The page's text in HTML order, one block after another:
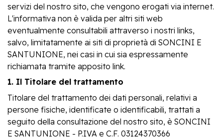
servizi del nostro sito, che vengono erogati via internet.
L'informativa non è valida per altri siti web
eventualmente consultabili attraverso i nostri links,
salvo, limitatamente ai siti di proprietà di SONCINI E
SANTUNIONE, nei casi in cui sia espressamente
richiamata tramite apposito link.
1. Il Titolare del trattamento
Titolare del trattamento dei dati personali, relativi a
persone fisiche, identificate o identificabili, trattati a
seguito della consultazione del nostro sito, è SONCINI
E SANTUNIONE - P.IVA e C.F. 03124370366